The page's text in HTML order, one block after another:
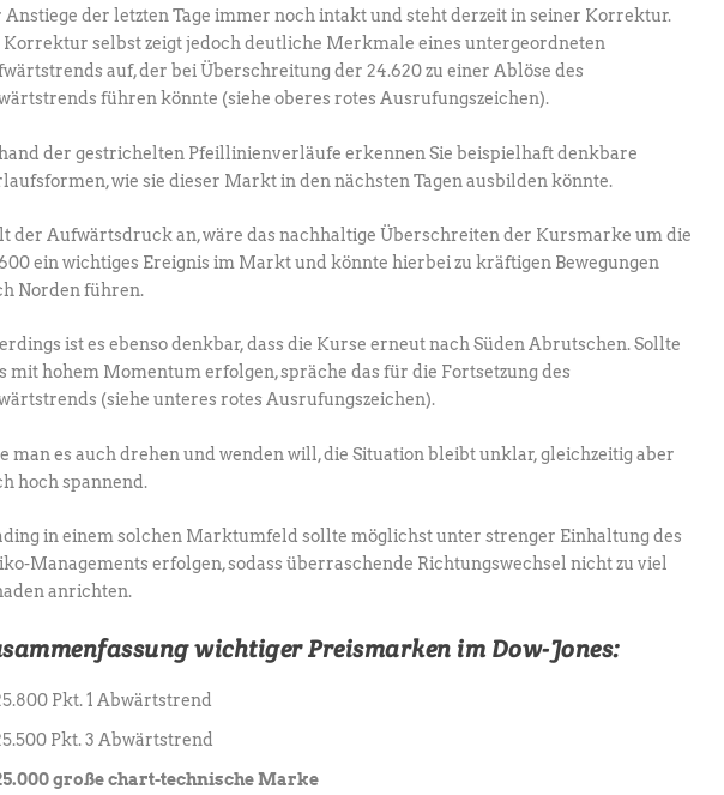
Anstiege der letzten Tage immer noch intakt und steht derzeit in seiner Korrektur.
Korrektur selbst zeigt jedoch deutliche Merkmale eines untergeordneten
auf, der bei Überschreitung der 24.620 zu einer Ablöse des
führen könnte (siehe oberes rotes Ausrufungszeichen).
der gestrichelten Pfeillinienverläufe erkennen Sie beispielhaft denkbare
wie sie dieser Markt in den nächsten Tagen ausbilden könnte.
der Aufwärtsdruck an, wäre das nachhaltige Überschreiten der Kursmarke um die
ein wichtiges Ereignis im Markt und könnte hierbei zu kräftigen Bewegungen
Norden führen.
ist es ebenso denkbar, dass die Kurse erneut nach Süden Abrutschen. Sollte
mit hohem Momentum erfolgen, spräche das für die Fortsetzung des
(siehe unteres rotes Ausrufungszeichen).
man es auch drehen und wenden will, die Situation bleibt unklar, gleichzeitig aber
hoch spannend.
in einem solchen Marktumfeld sollte möglichst unter strenger Einhaltung des
Managements erfolgen, sodass überraschende Richtungswechsel nicht zu viel
anrichten.
wichtiger Preismarken im Dow-Jones:
Pkt. 1 Abwärtstrend
Pkt. 3 Abwärtstrend
große chart-technische Marke